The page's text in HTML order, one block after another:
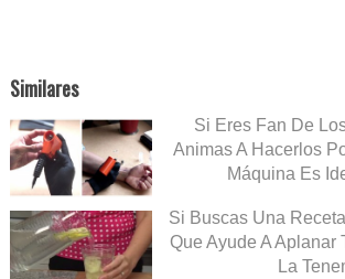
Similares
Si Eres Fan De
Animas A Hacerlos
Máquina Es
Si Buscas Una
Que Ayude A Aplanar
La